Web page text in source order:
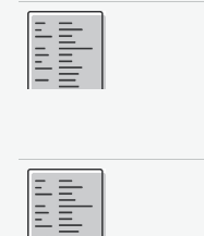
Více
Více